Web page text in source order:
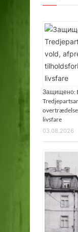
Защищено:
livsfare
03.08.2026